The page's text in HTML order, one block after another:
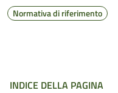
Normativa di riferimento
INDICE DELLA PAGINA